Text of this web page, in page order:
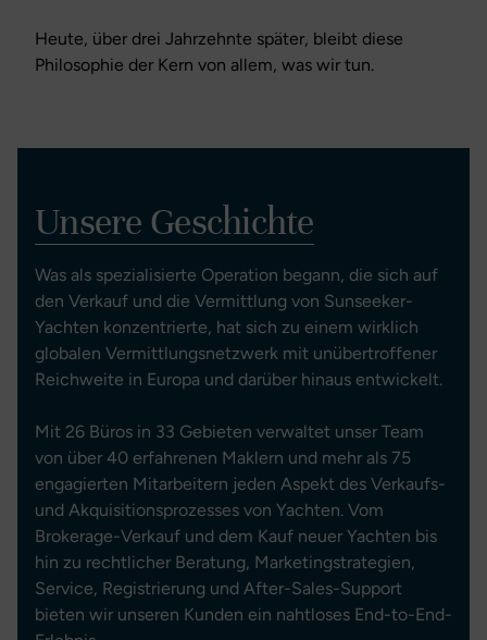
Heute, über drei Jahrzehnte später, bleibt diese
Philosophie der Kern von allem, was wir tun.
Unsere Geschichte
Was als spezialisierte Operation begann, die sich auf
den Verkauf und die Vermittlung von Sunseeker-
Yachten konzentrierte, hat sich zu einem wirklich
globalen Vermittlungsnetzwerk mit unübertroffener
Reichweite in Europa und darüber hinaus entwickelt.
Mit 26 Büros in 33 Gebieten verwaltet unser Team
von über 40 erfahrenen Maklern und mehr als 75
engagierten Mitarbeitern jeden Aspekt des Verkaufs-
und Akquisitionsprozesses von Yachten. Vom
Brokerage-Verkauf und dem Kauf neuer Yachten bis
hin zu rechtlicher Beratung, Marketingstrategien,
Service, Registrierung und After-Sales-Support
bieten wir unseren Kunden ein nahtloses End-to-End-